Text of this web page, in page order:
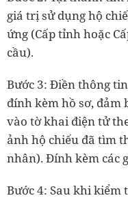
giá trị sử dụng hộ
ứng (Cấp tỉnh hoặc
cầu).
Bước 3: Điền thông
đính kèm hồ sơ, đảm
vào tờ khai điện tử
ảnh hộ chiếu đã tìm
nhân). Đính kèm các
Bước 4: Sau khi kiểm